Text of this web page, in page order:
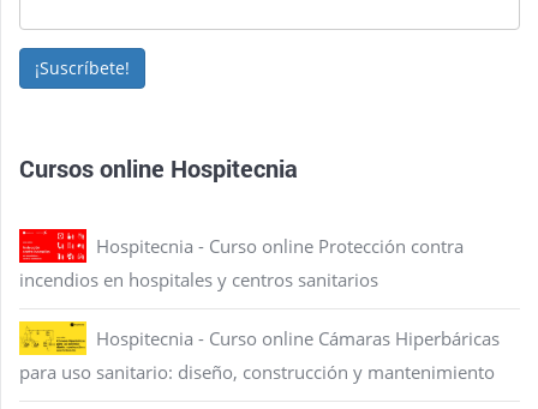
¡Suscríbete!
Cursos online Hospitecnia
Hospitecnia - Curso online Protección contra
incendios en hospitales y centros sanitarios
Hospitecnia - Curso online Cámaras Hiperbáricas
para uso sanitario: diseño, construcción y mantenimiento